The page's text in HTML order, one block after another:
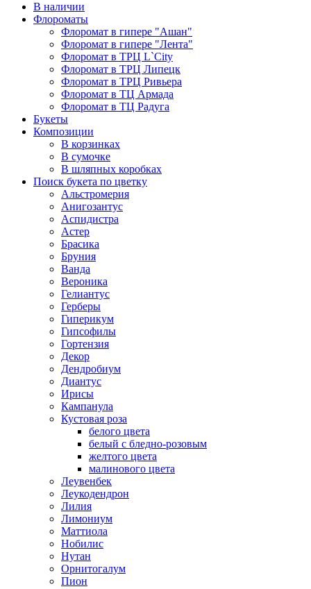
В наличии
Флороматы
Флоромат в гипере "Ашан"
Флоромат в гипере "Лента"
Флоромат в ТРЦ L`City
Флоромат в ТРЦ Липецк
Флоромат в ТРЦ Ривьера
Флоромат в ТЦ Армада
Флоромат в ТЦ Радуга
Букеты
Композиции
В корзинках
В сумочке
В шляпных коробках
Поиск букета по цветку
Альстромерия
Анигозантус
Аспидистра
Астер
Брасика
Бруния
Ванда
Вероника
Гелиантус
Герберы
Гиперикум
Гипсофилы
Гортензия
Декор
Дендробиум
Диантус
Ирисы
Кампанула
Кустовая роза
белого цвета
белый с бледно-розовым
желтого цвета
малинового цвета
Леувенбек
Леукодендрон
Лилия
Лимониум
Маттиола
Нобилис
Нутан
Орнитогалум
Пион